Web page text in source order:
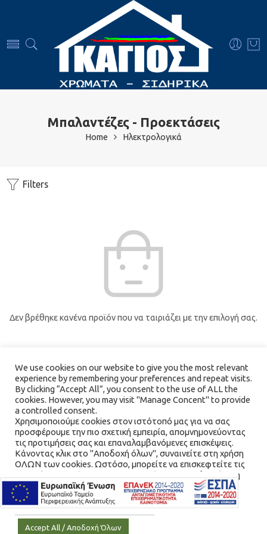
Μπαλαντέζες - Προεκτάσεις
Home Ηλεκτρολογικά
Filters
Δεν βρέθηκε κανένα προϊόν που να ταιριάζει με την επιλογή σας.
We use cookies on our website to give you the most relevant
experience by remembering your preferences and repeat visits.
By clicking “Accept All”, you consent to the use of ALL the
cookies. However, you may visit "Manage Concent" to provide
a controlled consent.
Χρησιμοποιούμε cookies στον ιστότοπό μας για να σας
προσφέρουμε την πιο σχετική εμπειρία, απομνημονεύοντας
τις προτιμήσεις σας και επαναλαμβανόμενες επισκέψεις.
Κάνοντας κλικ στο "Αποδοχή όλων", συναινείτε στη χρήση
ΟΛΩΝ των cookies. Ωστόσο, μπορείτε να επισκεφτείτε τις
"Διαχείριση Συνέναισης" για να παράσχετε μια ελεγχόμενη
συγκατάθεση.
Cookie Settings / Ρυθμίσεις Cookies
Accept All / Αποδοχή Όλων